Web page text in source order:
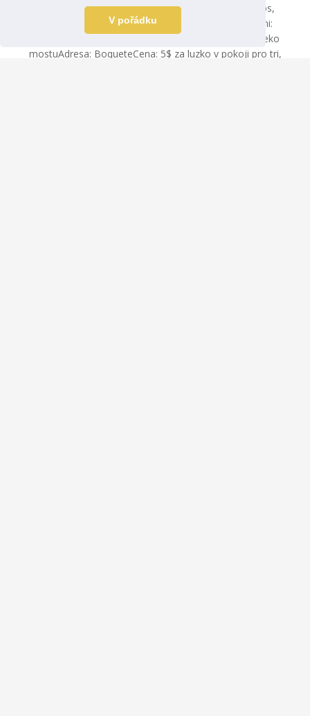
V pořádku
BoqueteStat: PANAMA Trasa: ostrov Bastimentos,
David, BoqueteDopravni prostredek: bus Ubytovani:
pronajaly jsme si malej baracek na brehu reky nedaleko
mostuAdresa: BoqueteCena: 5$ za luzko v pokoji pro tri,